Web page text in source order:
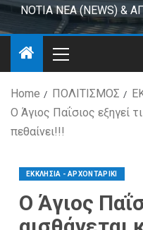
ΝΟΤΙΑ ΝΕΑ (NEWS) &
Home ΠΟΛΙΤΙΣΜΟΣ
Ο Άγιος Παΐσιος εξηγεί
πεθαίνει!!!
ΕΚΚΛΗΣΙΑ - ΑΡΧΟΝΤΑΡΙΚΙ
Ο Άγιος